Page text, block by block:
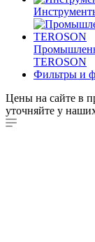
TEROSON
Фильтры и
Цены на сайте в
уточняйте у